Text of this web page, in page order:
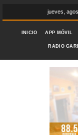
jueves,
INICIO APP MÓVIL
RADIO